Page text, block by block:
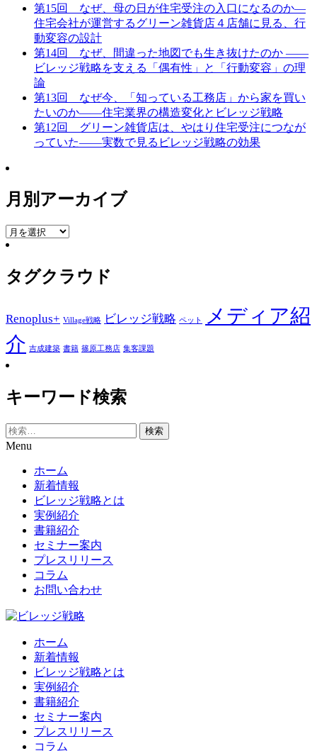
第15回 なぜ、母の日が住宅受注の入口になるのか—
住宅会社が運営するグリーン雑貨店４店舗に見る、行
動変容の設計
第14回 なぜ、間違った地図でも生き抜けたのか ——
ビレッジ戦略を支える「偶有性」と「行動変容」の理
論
第13回 なぜ今、「知っている工務店」から家を買い
たいのか――住宅業界の構造変化とビレッジ戦略
第12回 グリーン雑貨店は、やはり住宅受注につなが
っていた――実数で見るビレッジ戦略の効果
月別アーカイブ
月
別
ー
ブ
タグクラウド
Renoplus+ Village戦略 ビレッジ戦略 ペット
メディア紹
介 吉成建築 書籍 篠原工務店 集客課題
キーワード検索
検
索:
Menu
ホーム
新着情報
ビレッジ戦略とは
実例紹介
書籍紹介
セミナー案内
プレスリリース
コラム
お問い合わせ
ホーム
新着情報
ビレッジ戦略とは
実例紹介
書籍紹介
セミナー案内
プレスリリース
コラム